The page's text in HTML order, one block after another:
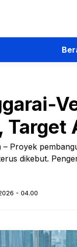
Target
Proyek
dikebut.
- 04.00